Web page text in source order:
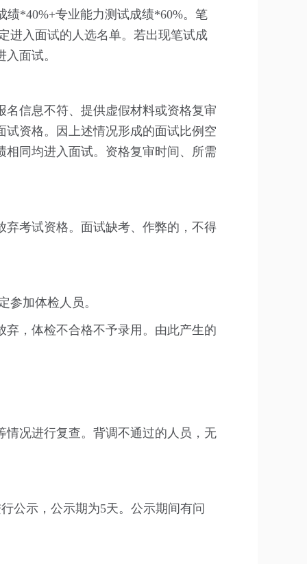
*40%+专业能力测试成绩*60%。笔
进入面试的人选名单。若出现笔试成
面试。
信息不符、提供虚假材料或资格复审
资格。因上述情况形成的面试比例空
同均进入面试。资格复审时间、所需
考试资格。面试缺考、作弊的，不得
参加体检人员。
，体检不合格不予录用。由此产生的
况进行复查。背调不通过的人员，无
公示，公示期为5天。公示期间有问